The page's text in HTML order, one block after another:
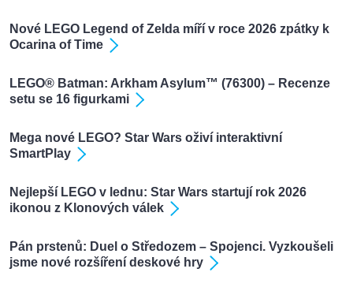
Nové LEGO Legend of Zelda míří v roce 2026 zpátky k
Ocarina of Time
LEGO® Batman: Arkham Asylum™ (76300) – Recenze
setu se 16 figurkami
Mega nové LEGO? Star Wars oživí interaktivní
SmartPlay
Nejlepší LEGO v lednu: Star Wars startují rok 2026
ikonou z Klonových válek
Pán prstenů: Duel o Středozem – Spojenci. Vyzkoušeli
jsme nové rozšíření deskové hry